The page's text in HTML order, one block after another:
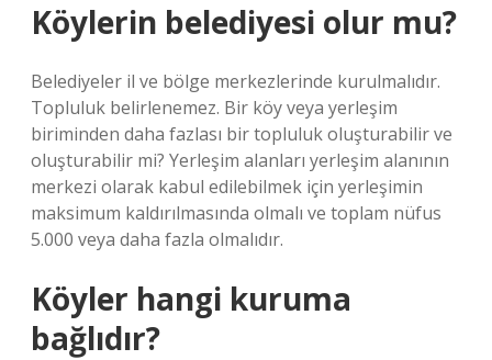
Köylerin belediyesi olur mu?
Belediyeler il ve bölge merkezlerinde kurulmalıdır.
Topluluk belirlenemez. Bir köy veya yerleşim
biriminden daha fazlası bir topluluk oluşturabilir ve
oluşturabilir mi? Yerleşim alanları yerleşim alanının
merkezi olarak kabul edilebilmek için yerleşimin
maksimum kaldırılmasında olmalı ve toplam nüfus
5.000 veya daha fazla olmalıdır.
Köyler hangi kuruma
bağlıdır?